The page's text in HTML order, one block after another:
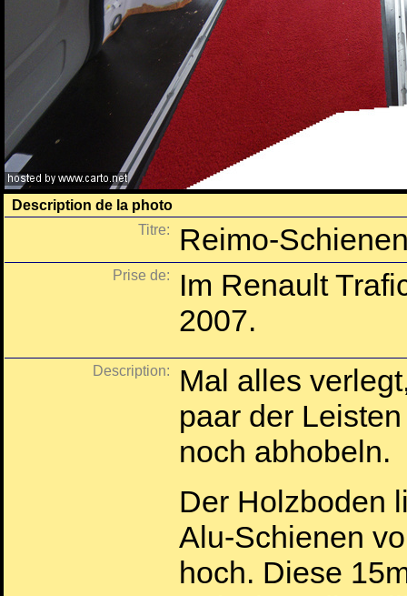
Description de la photo
Titre:
Reimo-
Prise de:
Im Renault
2007.
Description:
Mal alles
paar der
noch abhobeln.
Der Holzboden
Alu-Schienen
hoch. Diese